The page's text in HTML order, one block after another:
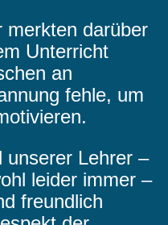
merkten darüber
Unterricht
an
fehle, um
unserer Lehrer –
leider immer –
freundlich